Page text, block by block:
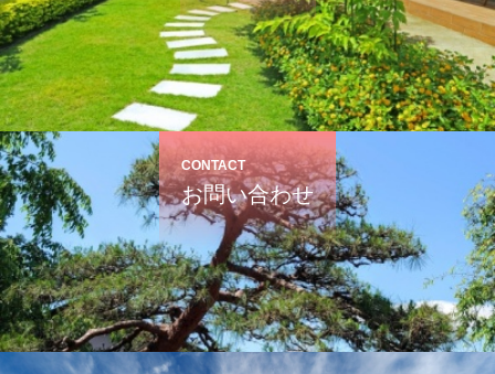
CONTACT
お問い合わせ